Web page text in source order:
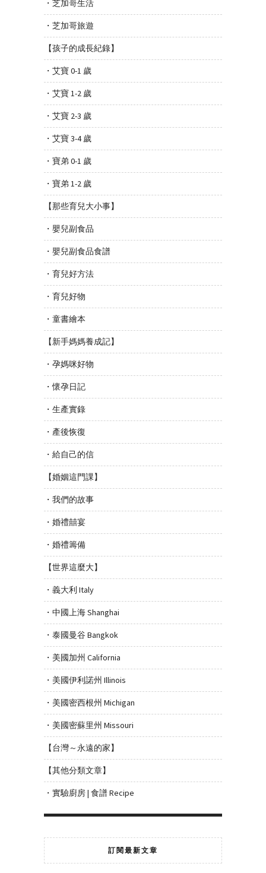
・芝加哥生活
・芝加哥旅遊
【孩子的成長紀錄】
・艾寶 0-1 歲
・艾寶 1-2 歲
・艾寶 2-3 歲
・艾寶 3-4 歲
・寶弟 0-1 歲
・寶弟 1-2 歲
【那些育兒大小事】
・嬰兒副食品
・嬰兒副食品食譜
・育兒好方法
・育兒好物
・童書繪本
【新手媽媽養成記】
・孕媽咪好物
・懷孕日記
・生產實錄
・產後恢復
・給自己的信
【婚姻這門課】
・我們的故事
・婚禮囍宴
・婚禮籌備
【世界這麼大】
・義大利 Italy
・中國上海 Shanghai
・泰國曼谷 Bangkok
・美國加州 California
・美國伊利諾州 Illinois
・美國密西根州 Michigan
・美國密蘇里州 Missouri
【台灣～永遠的家】
【其他分類文章】
・實驗廚房 | 食譜 Recipe
訂閱最新文章